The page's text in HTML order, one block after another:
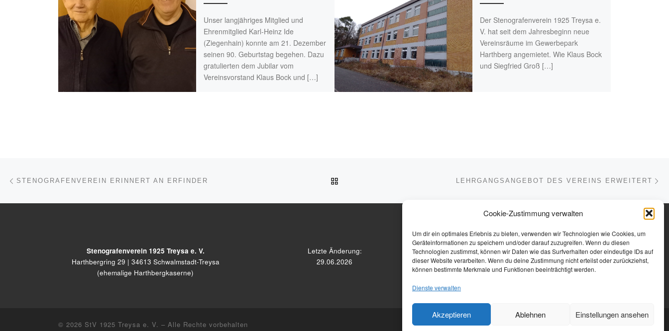
Cookie-Zustimmung verwalten
Um dir ein optimales Erlebnis zu bieten, verwenden wir Technologien wie Cookies, um
Geräteinformationen zu speichern und/oder darauf zuzugreifen. Wenn du diesen
Technologien zustimmst, können wir Daten wie das Surfverhalten oder eindeutige IDs auf
dieser Website verarbeiten. Wenn du deine Zustimmung nicht erteilst oder zurückziehst,
können bestimmte Merkmale und Funktionen beeinträchtigt werden.
Dienste verwalten
Akzeptieren Ablehnen Einstellungen ansehen
Unser langjähriges Mitglied und
Ehrenmitglied Karl-Heinz Ide
(Ziegenhain) konnte am 21. Dezember
seinen 90. Geburtstag begehen. Dazu
gratulierten dem Jubilar vom
Vereinsvorstand Klaus Bock und […]
Der Stenografenverein 1925 Treysa e.
V. hat seit dem Jahresbeginn neue
Vereinsräume im Gewerbepark
Harthberg angemietet. Wie Klaus Bock
und Siegfried Groß […]
Beitragsnavigation
STENOGRAFENVEREIN ERINNERT AN ERFINDER ZURÜCK ZUR BEITRAGSLISTELEHRGANGSANGEBOT DES VEREINS ERWEITERT
Stenografenverein 1925 Treysa e. V.
Harthbergring 29 | 34613 Schwalmstadt-Treysa
(ehemalige Harthbergkaserne)
Letzte Änderung:
29.06.2026
Telefon: 06691 9110137 oder 23207
E-Mail: vorstand@stv-treysa.de
URL: https://stv-treysa.de
© 2026 StV 1925 Treysa e. V. – Alle Rechte vorbehalten